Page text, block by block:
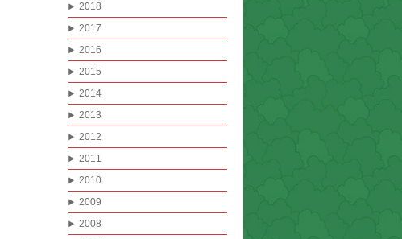
2018
2017
2016
2015
2014
2013
2012
2011
2010
2009
2008